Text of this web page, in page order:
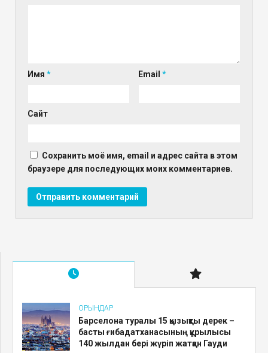
Имя * Email*
Сайт
Сохранить моё имя, email и адрес сайта в этом
браузере для последующих моих комментариев.
ОРЫНДАР
Барселона туралы 15 қызықты дерек –
басты ғибадатханасының құрылысы
140 жылдан бері жүріп жатқан Гауди